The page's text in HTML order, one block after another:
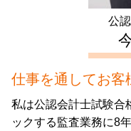
会社設立 千葉県 税
生前対策 文京区 相談
公
仕事を通してお客
私は公認会計士試験合
ックする監査業務に8